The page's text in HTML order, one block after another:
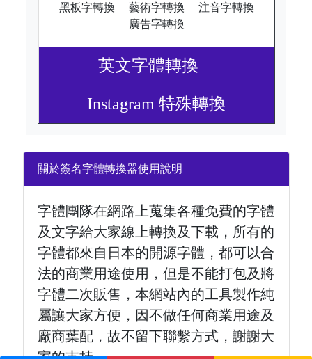
黑板字轉換
藝術字轉換
注音字轉換
廣告字轉換
英文字體轉換
Instagram 特殊轉換
關於簽名字體轉換器使用說明
字體團隊在網路上蒐集各種免費的字體
及文字給大家線上轉換及下載，所有的
字體都來自日本的開源字體，都可以合
法的商業用途使用，但是不能打包及將
字體二次販售，本網站內的工具製作純
屬讓大家方便，因不做任何商業用途及
廠商葉配，故不留下聯繫方式，謝謝大